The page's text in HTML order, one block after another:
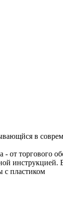
в
от торгового
с пластиком